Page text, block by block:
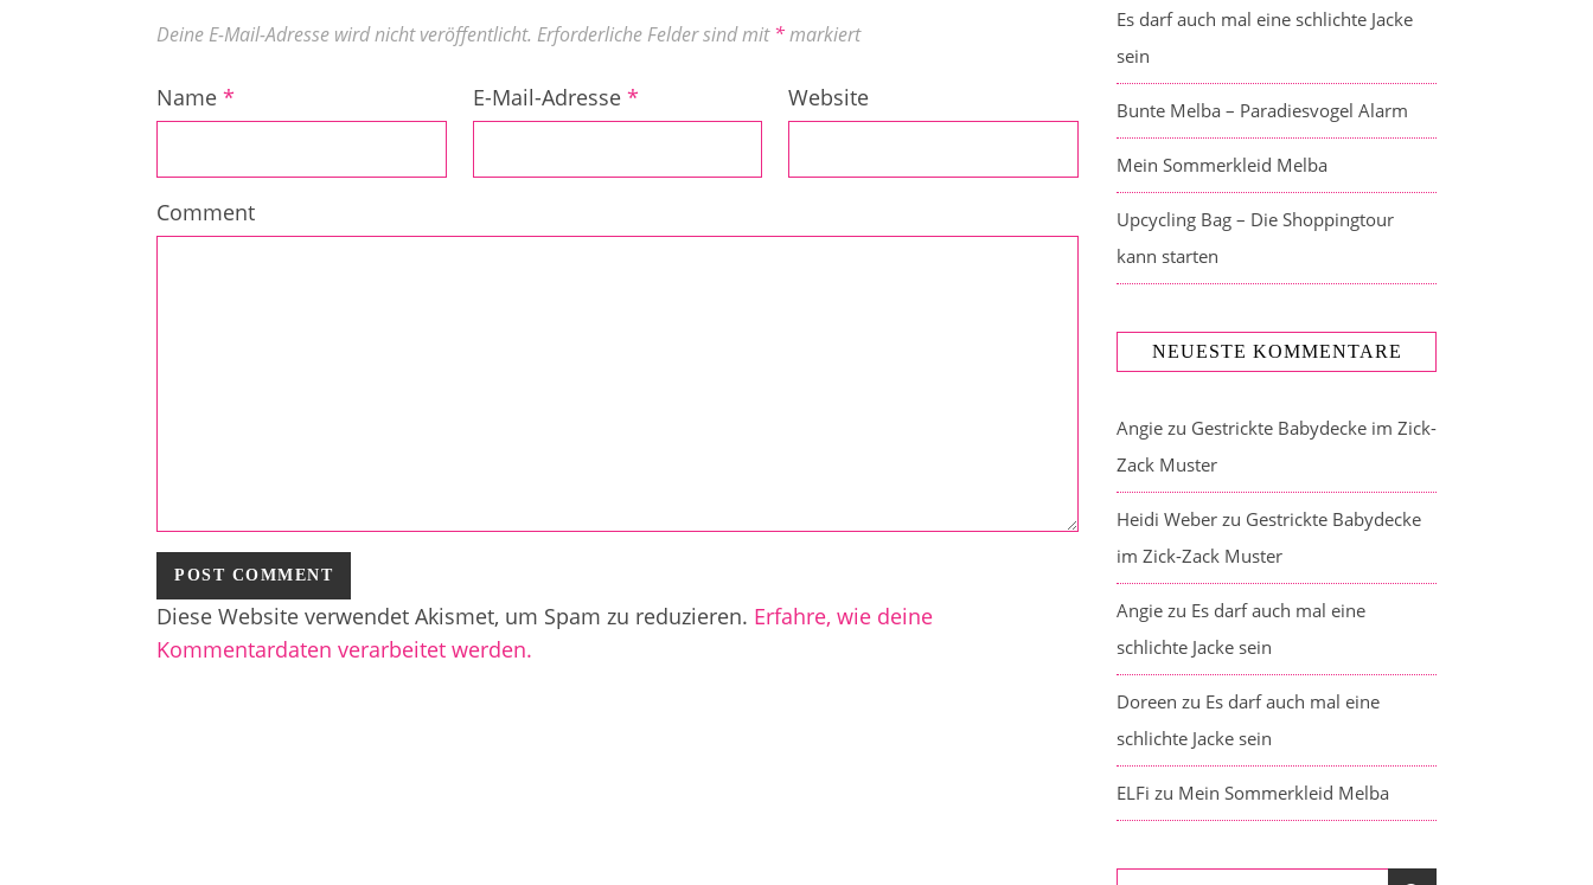
Deine E-Mail-Adresse wird nicht veröffentlicht. Erforderliche Felder sind mit*markiert
Name * E-Mail-Adresse * Website
Comment
Diese Website verwendet Akismet, um Spam zu reduzieren. Erfahre, wie deine
Kommentardaten verarbeitet werden.
Es darf auch mal eine schlichte Jacke
sein
Bunte Melba – Paradiesvogel Alarm
Mein Sommerkleid Melba
Upcycling Bag – Die Shoppingtour
kann starten
NEUESTE KOMMENTARE
Angie zu Gestrickte Babydecke im Zick-
Zack Muster
Heidi Weber zu Gestrickte Babydecke
im Zick-Zack Muster
Angie zu Es darf auch mal eine
schlichte Jacke sein
Doreen zu Es darf auch mal eine
schlichte Jacke sein
ELFi zu Mein Sommerkleid Melba